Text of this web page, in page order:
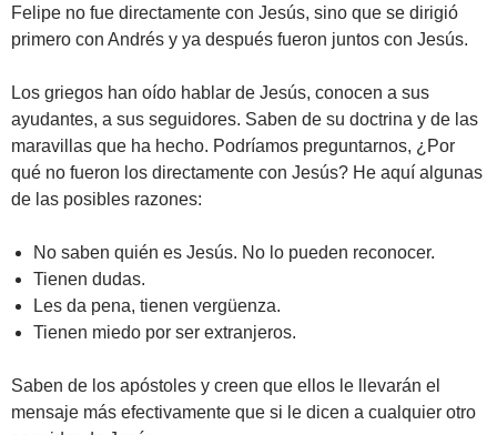
Felipe no fue directamente con Jesús, sino que se dirigió
primero con Andrés y ya después fueron juntos con Jesús.
Los griegos han oído hablar de Jesús, conocen a sus
ayudantes, a sus seguidores. Saben de su doctrina y de las
maravillas que ha hecho. Podríamos preguntarnos, ¿Por
qué no fueron los directamente con Jesús? He aquí algunas
de las posibles razones:
No saben quién es Jesús. No lo pueden reconocer.
Tienen dudas.
Les da pena, tienen vergüenza.
Tienen miedo por ser extranjeros.
Saben de los apóstoles y creen que ellos le llevarán el
mensaje más efectivamente que si le dicen a cualquier otro